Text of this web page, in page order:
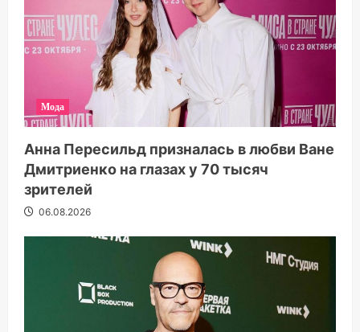
Мода
Анна Пересильд призналась в любви Ване
Дмитриенко на глазах у 70 тысяч
зрителей
06.08.2026